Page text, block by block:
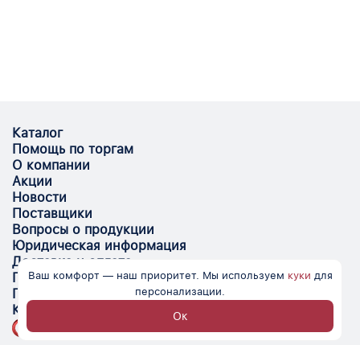
Каталог
Помощь по торгам
О компании
Акции
Новости
Поставщики
Вопросы о продукции
Юридическая информация
Доставка и оплата
Поставщикам
Помощь
Контакты
Ваш комфорт — наш приоритет. Мы используем куки для
персонализации.
Ок